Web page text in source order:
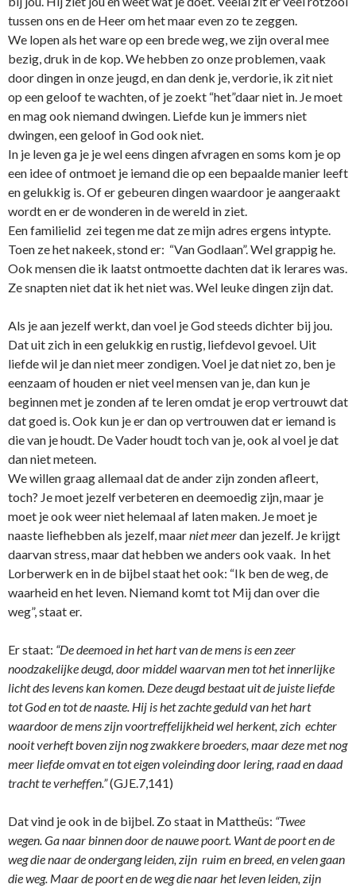
tussen o­ns en de Heer om het maar even zo te zeggen.
We lopen als het ware op een brede weg, we zijn overal mee
bezig, druk in de kop. We hebben zo o­nze problemen, vaak
door dingen in o­nze jeugd, en dan denk je, verdorie, ik zit niet
op een geloof te wachten, of je zoekt “het”daar niet in. Je moet
en mag ook niemand dwingen. Liefde kun je immers niet
dwingen, een geloof in God ook niet.
In je leven ga je je wel eens dingen afvragen en soms kom je op
een idee of o­ntmoet je iemand die op een bepaalde manier leeft
en gelukkig is. Of er gebeuren dingen waardoor je aangeraakt
wordt en er de wonderen in de wereld in ziet.
Een familielid zei tegen me dat ze mijn adres ergens intypte.
Toen ze het nakeek, stond er: “Van Godlaan”. Wel grappig he.
Ook mensen die ik laatst o­ntmoette dachten dat ik lerares was.
Ze snapten niet dat ik het niet was. Wel leuke dingen zijn dat.
Als je aan jezelf werkt, dan voel je God steeds dichter bij jou.
Dat uit zich in een gelukkig en rustig, liefdevol gevoel. Uit
liefde wil je dan niet meer zondigen. Voel je dat niet zo, ben je
eenzaam of houden er niet veel mensen van je, dan kun je
beginnen met je zonden af te leren omdat je erop vertrouwt dat
dat goed is. Ook kun je er dan op vertrouwen dat er iemand is
die van je houdt. De Vader houdt toch van je, ook al voel je dat
dan niet meteen.
We willen graag allemaal dat de ander zijn zonden afleert,
toch? Je moet jezelf verbeteren en deemoedig zijn, maar je
moet je ook weer niet helemaal af laten maken. Je moet je
naaste liefhebben als jezelf, maarniet meerdan jezelf. Je krijgt
daarvan stress, maar dat hebben we anders ook vaak. In het
Lorberwerk en in de bijbel staat het ook: “Ik ben de weg, de
waarheid en het leven. Niemand komt tot Mij dan over die
weg”, staat er.
Er staat: “De deemoed in het hart van de mens is een zeer
noodzakelijke deugd, door middel waarvan men tot het innerlijke
licht des levens kan komen. Deze deugd bestaat uit de juiste liefde
tot God en tot de naaste. Hij is het zachte geduld van het hart
waardoor de mens zijn voortreffelijkheid wel herkent, zich echter
nooit verheft boven zijn nog zwakkere broeders, maar deze met nog
meer liefde omvat en tot eigen voleinding door lering, raad en daad
tracht te verheffen.”(GJE.7,141)
Dat vind je ook in de bijbel. Zo staat in Mattheüs: “Twee
wegen. Ga naar binnen door de nauwe poort. Want de poort en de
weg die naar de o­ndergang leiden, zijn ruim en breed, en velen gaan
die weg. Maar de poort en de weg die naar het leven leiden, zijn